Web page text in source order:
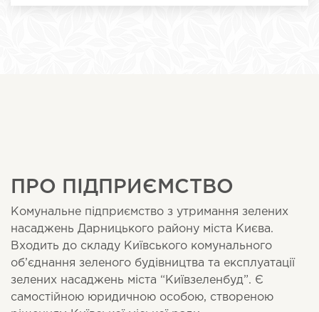
ПРО ПІДПРИЄМСТВО
Комунальне підприємство з утримання зелених
насаджень Дарницького району міста Києва.
Входить до складу Київського комунального
об’єднання зеленого будівництва та експлуатації
зелених насаджень міста “Київзеленбуд”. Є
самостійною юридичною особою, створеною